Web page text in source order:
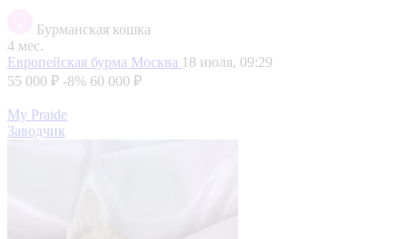
Бурманская кошка
4 мес.
Европейская бурма Москва 18 июля, 09:29
55 000 ₽ -8% 60 000 ₽
My Praide
Заводчик